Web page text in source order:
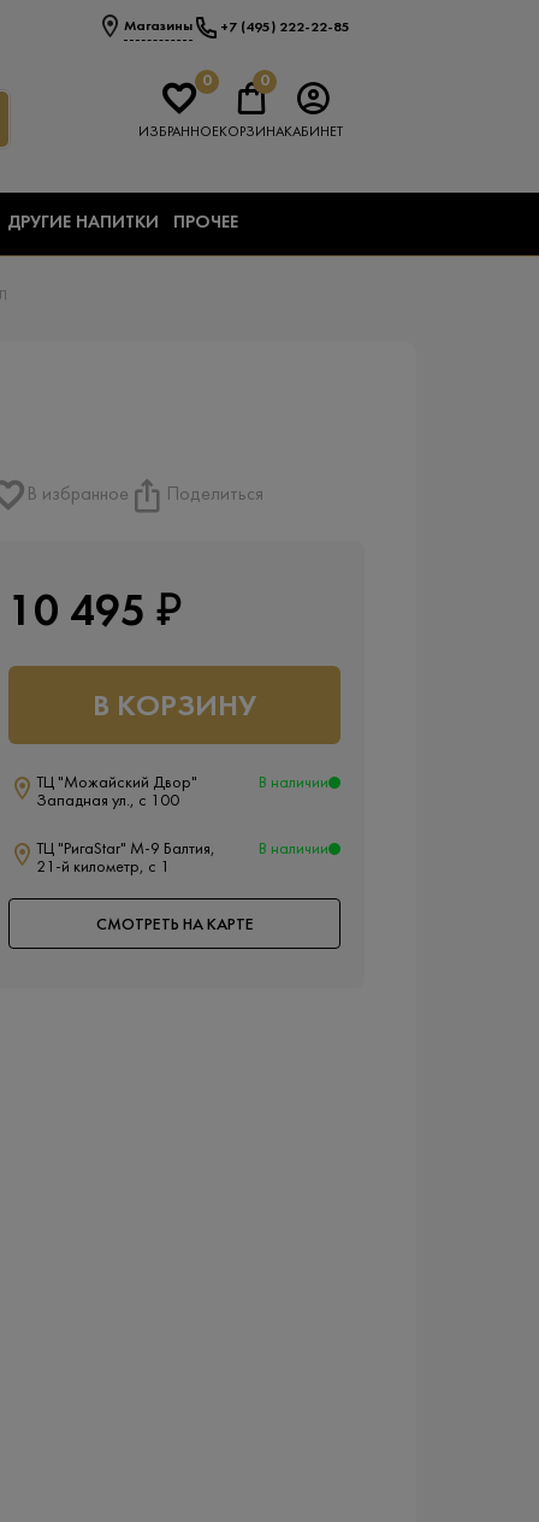
Магазины +7 (495) 222-22-85
0
ИЗБРАННОЕ
0
КОРЗИНАКАБИНЕТ
ДРУГИЕ НАПИТКИ ПРОЧЕЕ
В избранное Поделиться
10 495 ₽
В КОРЗИНУ
ТЦ "Можайский Двор"
Западная ул., с 100
В наличии
ТЦ "РигаStar" М-9 Балтия,
21-й километр, с 1
В наличии
СМОТРЕТЬ НА КАРТЕ